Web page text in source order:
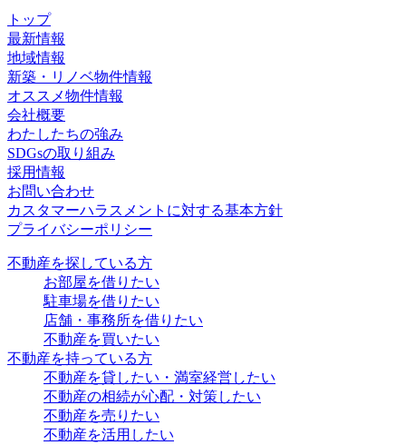
トップ
最新情報
地域情報
新築・リノベ物件情報
オススメ物件情報
会社概要
わたしたちの強み
SDGsの取り組み
採用情報
お問い合わせ
カスタマーハラスメントに対する基本方針
プライバシーポリシー
不動産を探している方
お部屋を借りたい
駐車場を借りたい
店舗・事務所を借りたい
不動産を買いたい
不動産を持っている方
不動産を貸したい・満室経営したい
不動産の相続が心配・対策したい
不動産を売りたい
不動産を活用したい